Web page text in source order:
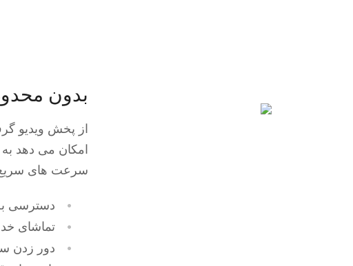
بدون
از پخش ویدیو
امکان می دهد به
سرعت های سریع
دسترسی
تماشای
دور زدن